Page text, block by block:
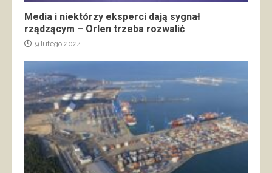
Media i niektórzy eksperci dają sygnał
rządzącym – Orlen trzeba rozwalić
9 lutego 2024